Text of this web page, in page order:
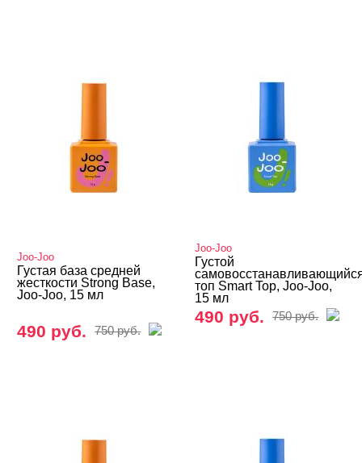
Для наращивания
Joo-Joo
Густая база средней
жесткости Strong Base,
Joo-Joo, 15 мл
490 руб. 750 руб.
Joo-Joo
Густой
топ Smart Top, Joo-Joo,
15 мл
490 руб. 750 руб.